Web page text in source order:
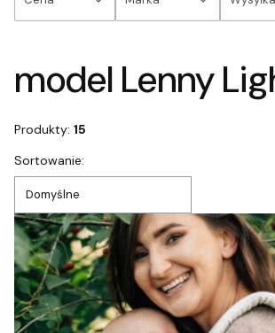
model Lenny
Produkty: 15
Lista produktów
Sortowanie:
Domyślne